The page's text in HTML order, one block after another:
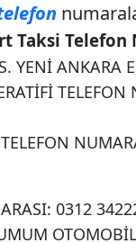
Taksi Telefon
YENİ ANKARA
0312